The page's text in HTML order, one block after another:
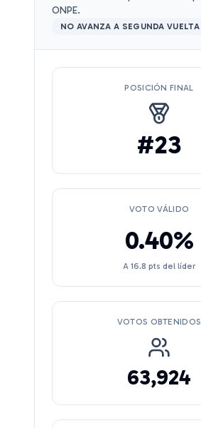
ONPE.
NO AVANZA A SEGUNDA VUELTA
POSICIÓN FINAL
#23
VOTO VÁLIDO
0.40%
A 16.8 pts del líder
VOTOS OBTENIDOS
63,924